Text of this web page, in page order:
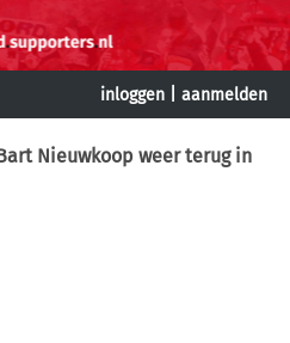
inloggen aanmelden
Nieuwkoop weer terug in